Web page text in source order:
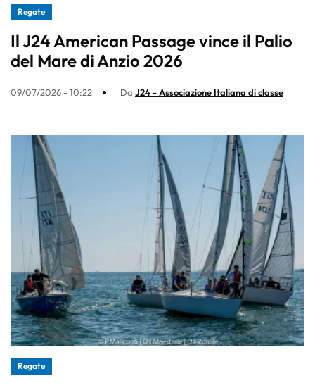
Regate
Il J24 American Passage vince il Palio
del Mare di Anzio 2026
09/07/2026 - 10:22 Da J24 - Associazione Italiana di classe
Regate